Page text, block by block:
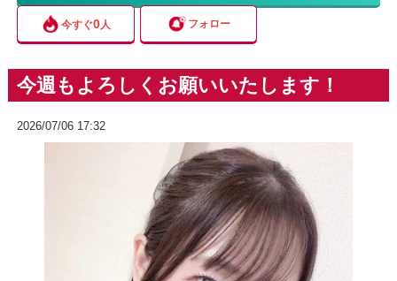
今すぐ0人 フォロー
今週もよろしくお願いいたします！
2026/07/06 17:32